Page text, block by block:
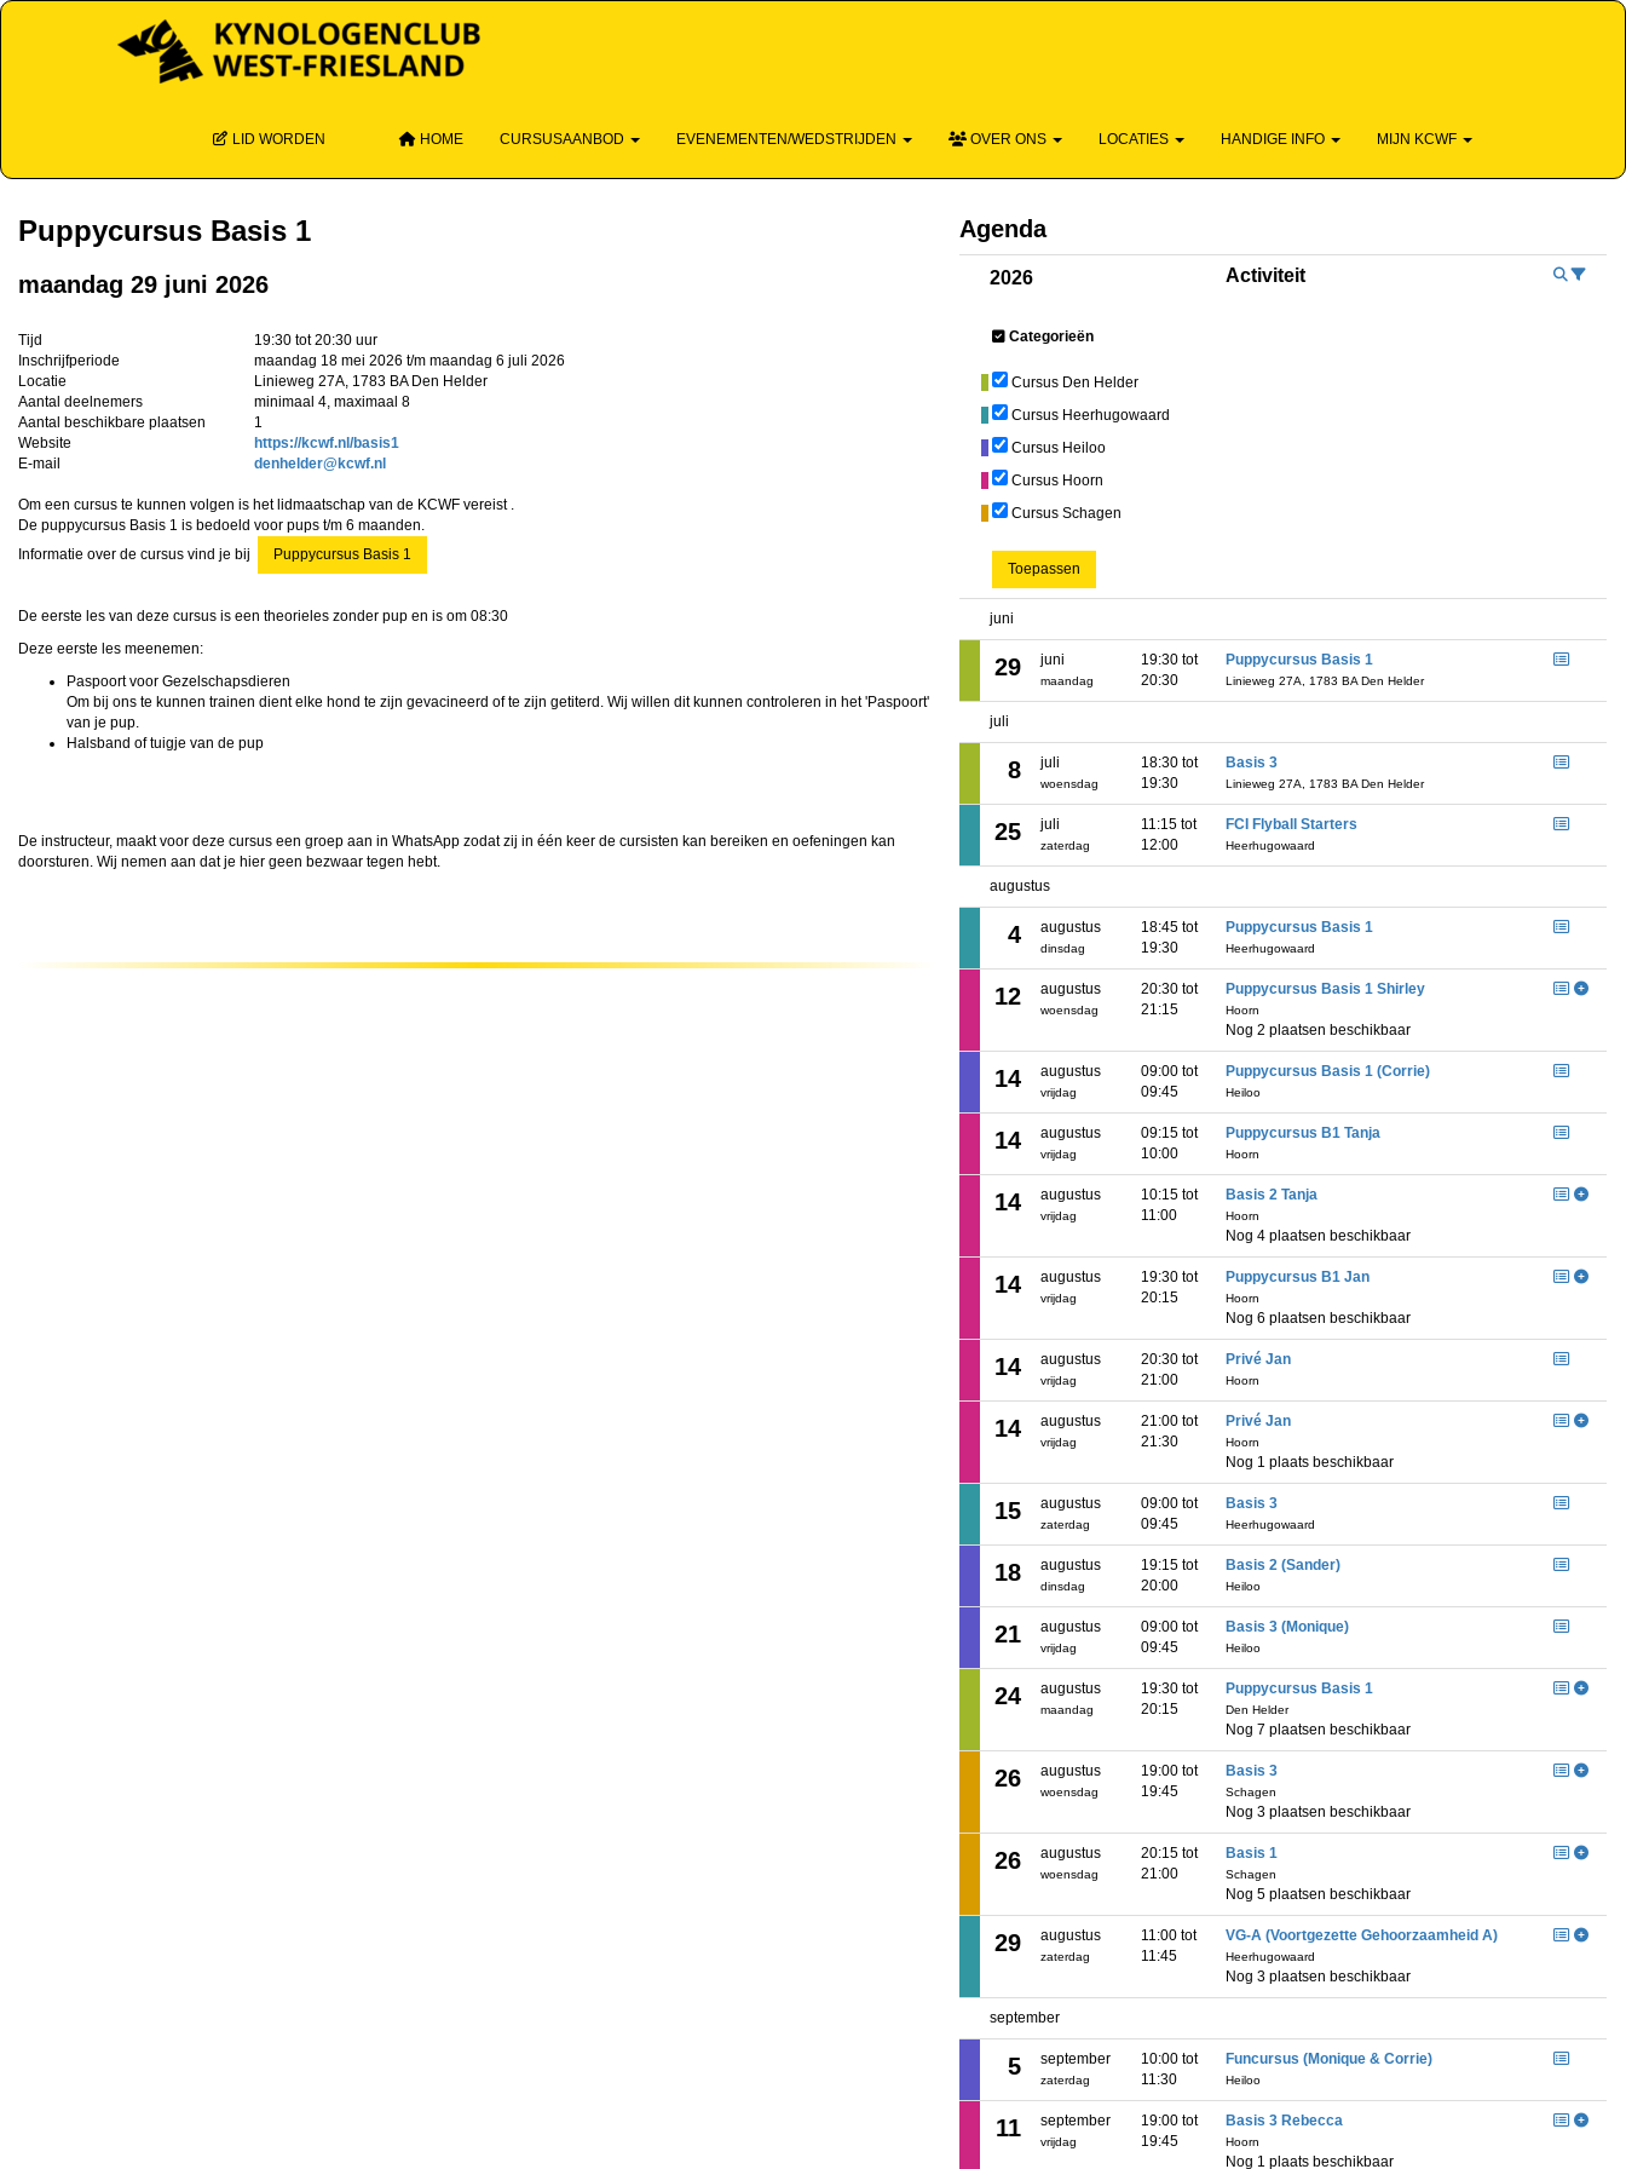
LID WORDEN HOME CURSUSAANBOD EVENEMENTEN/WEDSTRIJDEN OVER ONS LOCATIES HANDIGE INFO MIJN KCWF
Puppycursus Basis 1
maandag 29 juni 2026
Tijd
19:30 tot 20:30 uur
Inschrijfperiode
maandag 18 mei 2026 t/m maandag 6 juli 2026
Locatie
Linieweg 27A, 1783 BA Den Helder
Aantal deelnemers
minimaal 4, maximaal 8
Aantal beschikbare plaatsen
1
Website
https://kcwf.nl/basis1
E-mail
redlehned@kcwf.nl
Om een cursus te kunnen volgen is het lidmaatschap van de KCWF vereist .
De puppycursus Basis 1 is bedoeld voor pups t/m 6 maanden.
Informatie over de cursus vind je bij
Puppycursus Basis 1
De eerste les van deze cursus is een theorieles zonder pup en is om 08:30
Deze eerste les meenemen:
Paspoort voor Gezelschapsdieren
Om bij ons te kunnen trainen dient elke hond te zijn gevacineerd of te zijn getiterd. Wij willen dit kunnen controleren in het 'Paspoort'
van je pup.
Halsband of tuigje van de pup
De instructeur, maakt voor deze cursus een groep aan in WhatsApp zodat zij in één keer de cursisten kan bereiken en oefeningen kan
doorsturen. Wij nemen aan dat je hier geen bezwaar tegen hebt.
Agenda
2026 Activiteit
Categorieën
Cursus Den Helder
Cursus Heerhugowaard
Cursus Heiloo
Cursus Hoorn
Cursus Schagen
Toepassen
juni
29 juni
maandag
19:30 tot
20:30
Puppycursus Basis 1
Linieweg 27A, 1783 BA Den Helder
juli
8 juli
woensdag
18:30 tot
19:30
Basis 3
Linieweg 27A, 1783 BA Den Helder
25 juli
zaterdag
11:15 tot
12:00
FCI Flyball Starters
Heerhugowaard
augustus
4 augustus
dinsdag
18:45 tot
19:30
Puppycursus Basis 1
Heerhugowaard
12 augustus
woensdag
20:30 tot
21:15
Puppycursus Basis 1 Shirley
Hoorn
Nog 2 plaatsen beschikbaar
14 augustus
vrijdag
09:00 tot
09:45
Puppycursus Basis 1 (Corrie)
Heiloo
14 augustus
vrijdag
09:15 tot
10:00
Puppycursus B1 Tanja
Hoorn
14 augustus
vrijdag
10:15 tot
11:00
Basis 2 Tanja
Hoorn
Nog 4 plaatsen beschikbaar
14 augustus
vrijdag
19:30 tot
20:15
Puppycursus B1 Jan
Hoorn
Nog 6 plaatsen beschikbaar
14 augustus
vrijdag
20:30 tot
21:00
Privé Jan
Hoorn
14 augustus
vrijdag
21:00 tot
21:30
Privé Jan
Hoorn
Nog 1 plaats beschikbaar
15 augustus
zaterdag
09:00 tot
09:45
Basis 3
Heerhugowaard
18 augustus
dinsdag
19:15 tot
20:00
Basis 2 (Sander)
Heiloo
21 augustus
vrijdag
09:00 tot
09:45
Basis 3 (Monique)
Heiloo
24 augustus
maandag
19:30 tot
20:15
Puppycursus Basis 1
Den Helder
Nog 7 plaatsen beschikbaar
26 augustus
woensdag
19:00 tot
19:45
Basis 3
Schagen
Nog 3 plaatsen beschikbaar
26 augustus
woensdag
20:15 tot
21:00
Basis 1
Schagen
Nog 5 plaatsen beschikbaar
29 augustus
zaterdag
11:00 tot
11:45
VG-A (Voortgezette Gehoorzaamheid A)
Heerhugowaard
Nog 3 plaatsen beschikbaar
september
5 september
zaterdag
10:00 tot
11:30
Funcursus (Monique & Corrie)
Heiloo
11 september
vrijdag
19:00 tot
19:45
Basis 3 Rebecca
Hoorn
Nog 1 plaats beschikbaar